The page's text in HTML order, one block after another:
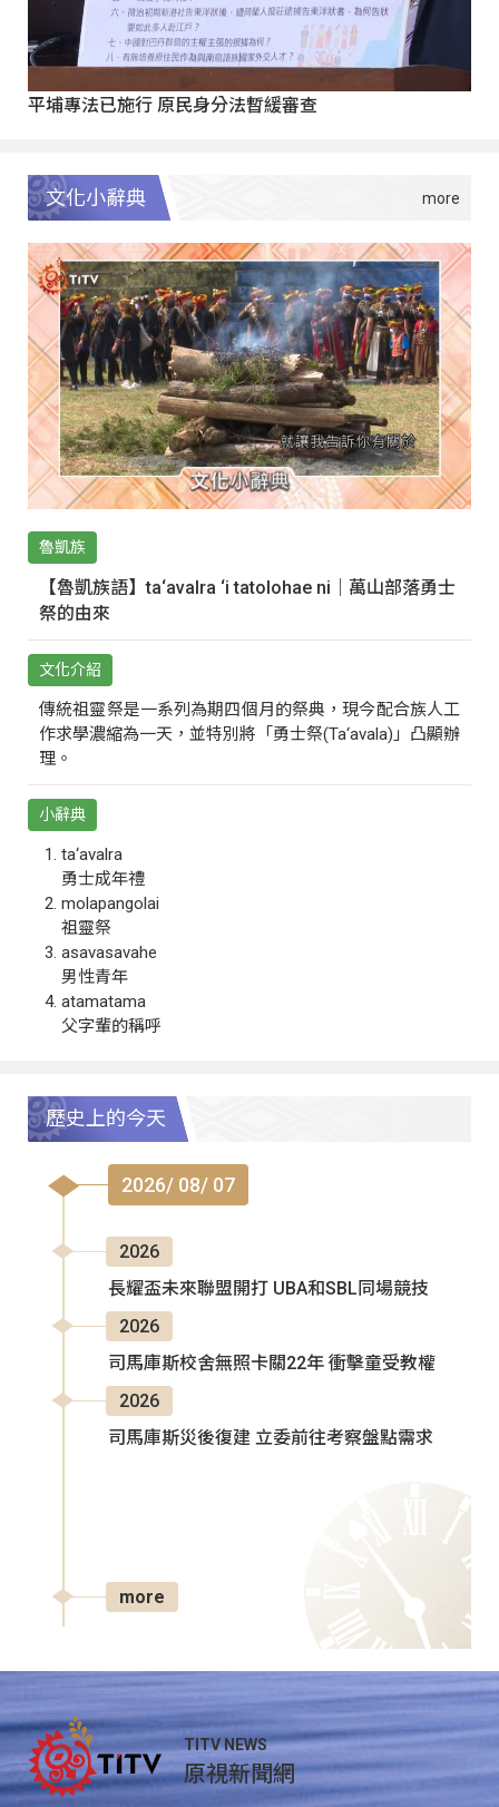
平埔專法已施行 原民身分法暫緩審查
文化小辭典
魯凱族
【魯凱族語】ta‘avalra ‘i tatolohae ni｜萬山部落勇士
祭的由來
文化介紹
傳統祖靈祭是一系列為期四個月的祭典，現今配合族人工
作求學濃縮為一天，並特別將「勇士祭(Ta‘avala)」凸顯辦
理。
小辭典
ta‘avalra
勇士成年禮
molapangolai
祖靈祭
asavasavahe
男性青年
atamatama
父字輩的稱呼
歷史上的今天
2026/ 08/ 07
2026
長耀盃未來聯盟開打 UBA和SBL同場競技
2026
司馬庫斯校舍無照卡關22年 衝擊童受教權
2026
司馬庫斯災後復建 立委前往考察盤點需求
more
TITV NEWS
原視新聞網